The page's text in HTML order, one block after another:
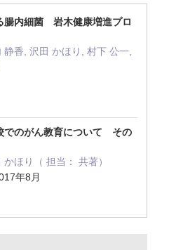
腸内細菌 岩木健康増進プロ
香, 沢田 かほり, 村下 公一,
でのがん教育について その
ほり（ 担当： 共著）
年8月